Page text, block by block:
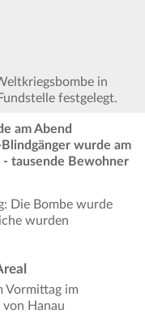
in
festgelegt.
am Abend
wurde am
tausende Bewohner
Die Bombe wurde
wurden
Vormittag im
von Hanau